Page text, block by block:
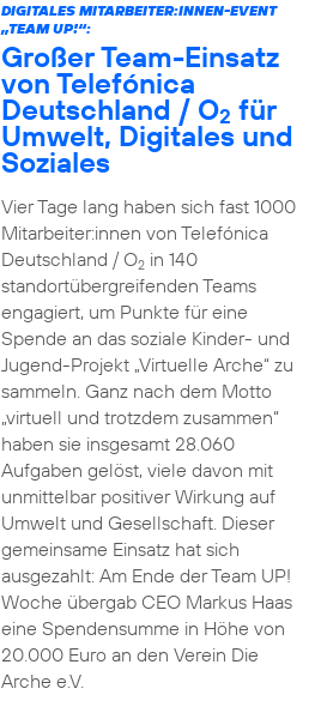
DIGITALES MITARBEITER:INNEN-EVENT
„TEAM UP!“:
Großer Team-Einsatz
von Telefónica
Deutschland / O2 für
Umwelt, Digitales und
Soziales
Vier Tage lang haben sich fast 1000
Mitarbeiter:innen von Telefónica
Deutschland / O2in 140
standortübergreifenden Teams
engagiert, um Punkte für eine
Spende an das soziale Kinder- und
Jugend-Projekt „Virtuelle Arche“ zu
sammeln. Ganz nach dem Motto
„virtuell und trotzdem zusammen“
haben sie insgesamt 28.060
Aufgaben gelöst, viele davon mit
unmittelbar positiver Wirkung auf
Umwelt und Gesellschaft. Dieser
gemeinsame Einsatz hat sich
ausgezahlt: Am Ende der Team UP!
Woche übergab CEO Markus Haas
eine Spendensumme in Höhe von
20.000 Euro an den Verein Die
Arche e.V.